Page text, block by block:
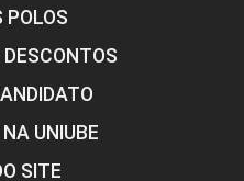
POLOS
DESCONTOS
UNIUBE
SITE